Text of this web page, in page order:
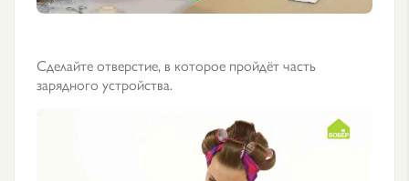
Сделайте отверстие, в которое пройдёт часть
зарядного устройства.